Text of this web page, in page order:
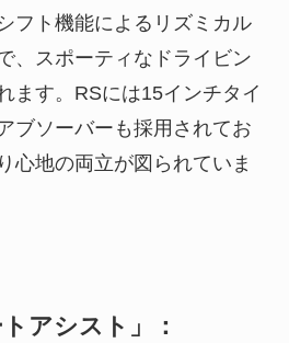
フト機能によるリズミカル
、スポーティなドライビン
ます。RSには15インチタイ
ブソーバーも採用されてお
心地の両立が図られていま
アシスト」：